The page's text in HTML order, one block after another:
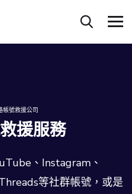
帳號救援公司
援服務
、Instagram、
等社群帳號，或是